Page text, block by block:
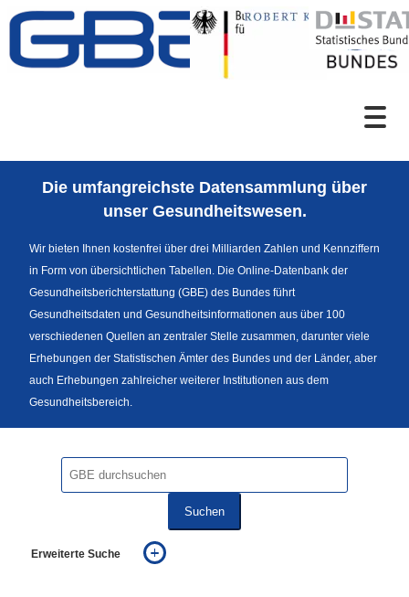
Zum Inhalt
Sprachumschaltung
Die umfangreichste Datensammlung über
unser Gesundheitswesen.
Wir bieten Ihnen kostenfrei über drei Milliarden Zahlen und Kennziffern
in Form von übersichtlichen Tabellen. Die Online-Datenbank der
Gesundheitsberichterstattung (GBE) des Bundes führt
Gesundheitsdaten und Gesundheitsinformationen aus über 100
verschiedenen Quellen an zentraler Stelle zusammen, darunter viele
Erhebungen der Statistischen Ämter des Bundes und der Länder, aber
auch Erhebungen zahlreicher weiterer Institutionen aus dem
Gesundheitsbereich.
Suchen
Erweiterte Suche